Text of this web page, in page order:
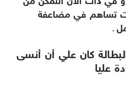
تساهم في مضاعفة
.
كان علي أن أنسى
عليا